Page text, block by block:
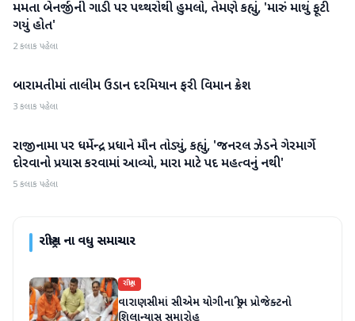
રાષ્ટ્રીય
મમતા બેનર્જીની ગાડી પર પથ્થરોથી હુમલો, તેમણે કહ્યું, 'મારું માથું ફૂટી
ગયું હોત'
2 કલાક પહેલા
રાષ્ટ્રીય
બારામતીમાં તાલીમ ઉડાન દરમિયાન ફરી વિમાન ક્રેશ
3 કલાક પહેલા
રાષ્ટ્રીય
રાજીનામા પર ધર્મેન્દ્ર પ્રધાને મૌન તોડ્યું, કહ્યું, 'જનરલ ઝેડને ગેરમાર્ગે
દોરવાનો પ્રયાસ કરવામાં આવ્યો, મારા માટે પદ મહત્વનું નથી'
5 કલાક પહેલા
રાષ્ટ્રીયના વધુ સમાચાર
રાષ્ટ્રીય
વારાણસીમાં સીએમ યોગીના ડ્રીમ પ્રોજેક્ટનો